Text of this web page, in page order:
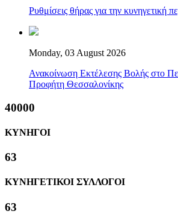
Ρυθμίσεις θήρας για την κυνηγετική
Monday, 03 August 2026
Ανακοίνωση Εκτέλεσης Βολής στο
Προφήτη Θεσσαλονίκης
40000
ΚΥΝΗΓΟΙ
63
ΚΥΝΗΓΕΤΙΚΟΙ ΣΥΛΛΟΓΟΙ
63